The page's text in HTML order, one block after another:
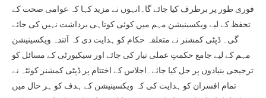
فوری طور پر برطرف کیا جائے گا۔انہوں نے مزید کہا کہ عوامی صحت کے
تحفظ کے لیے ویکسینیشن مہم میں کوئی کوتاہی برداشت نہیں کی جائے
گی۔ ڈپٹی کمشنر نے متعلقہ حکام کو ہدایت دی کہ آئندہ ویکسینیشن
مہم کے لیے جامع حکمتِ عملی تیار کی جائے اور سیکیورٹی کے مسائل کو
ترجیحی بنیادوں پر حل کیا جائے۔اجلاس کے اختتام پر ڈپٹی کمشنر کوئٹہ نے
تمام افسران کو ہدایت کی کہ ویکسینیشن کے ہدف کو ہر حال میں